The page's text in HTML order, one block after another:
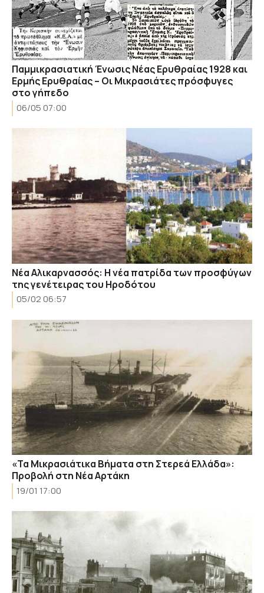
Παμμικρασιατική Ένωσις Νέας Ερυθραίας 1928 και
Ερμής Ερυθραίας – Οι Μικρασιάτες πρόσφυγες
στο γήπεδο
06/05 07:00
Νέα Αλικαρνασσός: Η νέα πατρίδα των προσφύγων
της γενέτειρας του Ηροδότου
05/02 06:57
«Τα Μικρασιάτικα Βήματα στη Στερεά Ελλάδα»:
Προβολή στη Νέα Αρτάκη
19/01 17:00